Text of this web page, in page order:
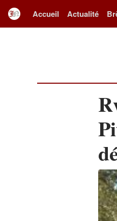
Accueil Actualité